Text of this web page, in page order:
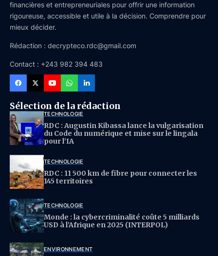
financières et entrepreneuriales pour offrir une information
rigoureuse, accessible et utile à la décision. Comprendre pour
mieux décider.
Rédaction : decrypteco.rdc@gmail.com
Contact : +243 982 394 483
Sélection de la rédaction
TECHNOLOGIE
RDC : Augustin Kibassa lance la vulgarisation
du Code du numérique et mise sur le lingala
pour l’IA
TECHNOLOGIE
RDC : 11 500 km de fibre pour connecter les
145 territoires
TECHNOLOGIE
Monde : la cybercriminalité coûte 5 milliards
USD à l’Afrique en 2025 (INTERPOL)
ENVIRONNEMENT